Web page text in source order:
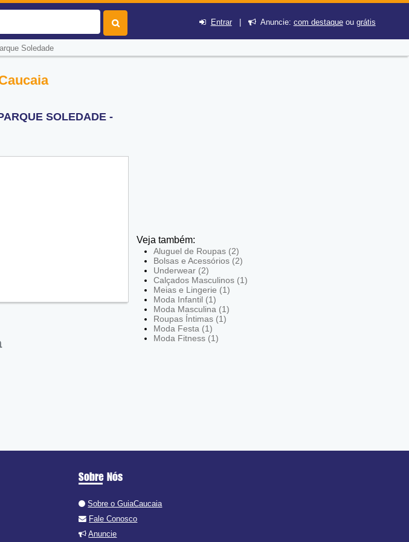
Entrar| Anuncie: com destaqueou grátis
Soledade
SOLEDADE -
Veja também:
Aluguel de Roupas (2)
Bolsas e Acessórios (2)
Underwear (2)
Calçados Masculinos (1)
Meias e Lingerie (1)
Moda Infantil (1)
Moda Masculina (1)
Roupas Íntimas (1)
Moda Festa (1)
Moda Fitness (1)
Sobre Nós
Sobre o GuiaCaucaia
Fale Conosco
Anuncie